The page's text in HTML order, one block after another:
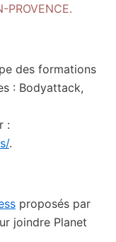
des formations
: Bodyattack,
:
.
proposés par
joindre Planet